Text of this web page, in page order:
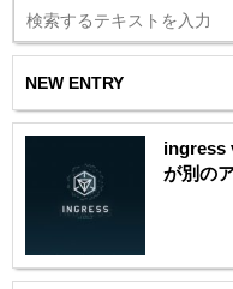
NEW ENTRY
ingress
が別の